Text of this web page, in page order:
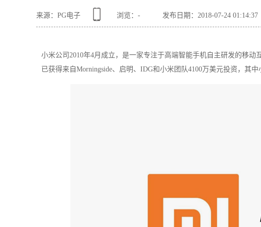
来源：PG电子 浏览： - 发布日期：2018-07-24 01:14:37
小米公司2010年4月成立，是一家专注于高端智能手机自主研发的移
已获得来自Morningside、启明、IDG和小米团队4100万美元投资，其